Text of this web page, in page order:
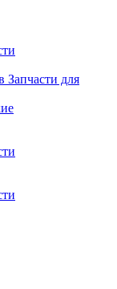
Запчасти для